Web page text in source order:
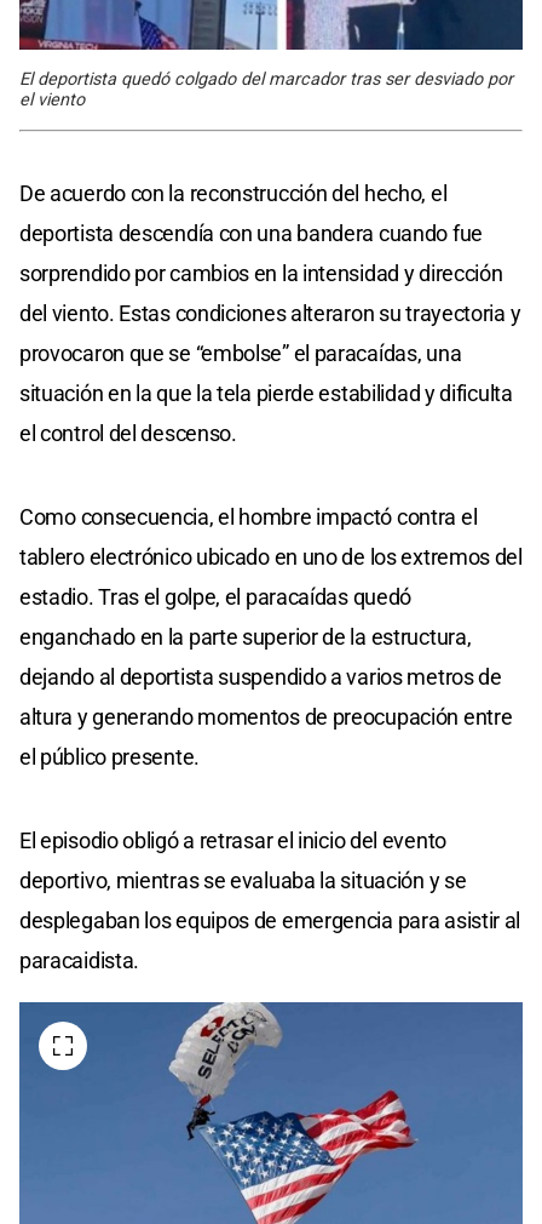
El deportista quedó colgado del marcador tras ser desviado por
el viento
De acuerdo con la reconstrucción del hecho, el
deportista descendía con una bandera cuando fue
sorprendido por cambios en la intensidad y dirección
del viento. Estas condiciones alteraron su trayectoria y
provocaron que se “embolse” el paracaídas, una
situación en la que la tela pierde estabilidad y dificulta
el control del descenso.
Como consecuencia, el hombre impactó contra el
tablero electrónico ubicado en uno de los extremos del
estadio. Tras el golpe, el paracaídas quedó
enganchado en la parte superior de la estructura,
dejando al deportista suspendido a varios metros de
altura y generando momentos de preocupación entre
el público presente.
El episodio obligó a retrasar el inicio del evento
deportivo, mientras se evaluaba la situación y se
desplegaban los equipos de emergencia para asistir al
paracaidista.